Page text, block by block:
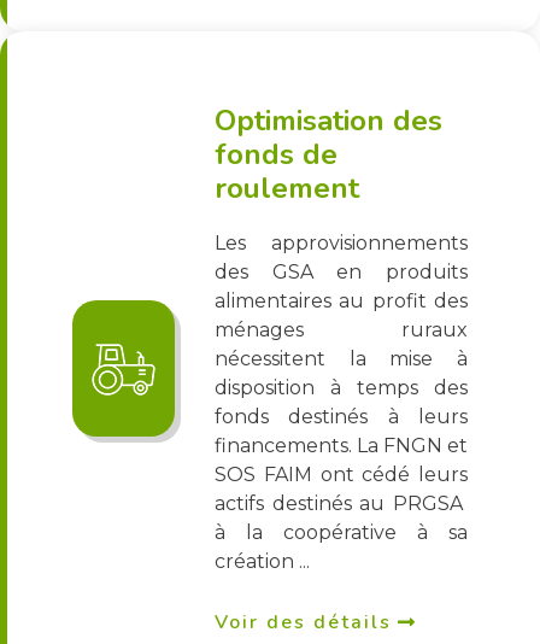
Optimisation des
fonds de
roulement
Les approvisionnements
des GSA en produits
alimentaires au profit des
ménages ruraux
nécessitent la mise à
disposition à temps des
fonds destinés à leurs
financements. La FNGN et
SOS FAIM ont cédé leurs
actifs destinés au PRGSA
à la coopérative à sa
création ...
Voir des détails